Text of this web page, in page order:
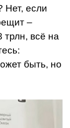
Нет, если
–
всё на
быть, но